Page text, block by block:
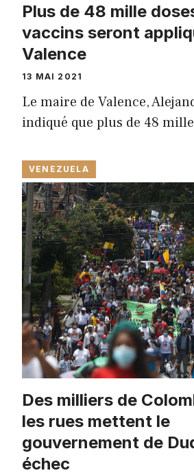
Plus de 48 mille
vaccins seront
Valence
13 MAI 2021
Le maire de Valence,
indiqué que plus de 48
VENEZUELA
Des milliers de
les rues mettent le
gouvernement de
échec